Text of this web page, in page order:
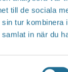
till de sociala
tur kombinera
in när du